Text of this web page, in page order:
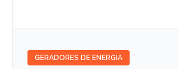
GERADORES DE ENERGIA